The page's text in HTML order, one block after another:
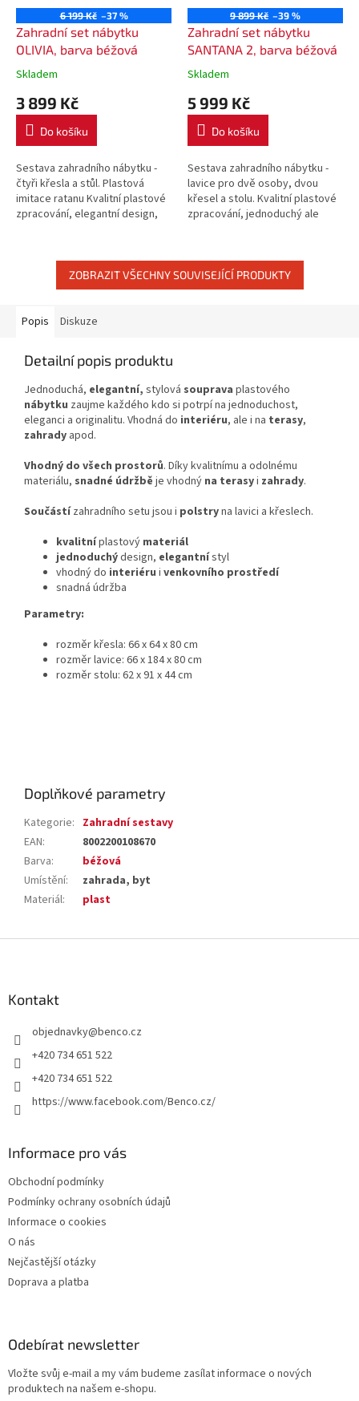
6 199 Kč –37 %
Zahradní set nábytku
OLIVIA, barva béžová
Skladem
3 899 Kč
Do košíku
Sestava zahradního nábytku -
čtyři křesla a stůl. Plastová
imitace ratanu Kvalitní plastové
zpracování, elegantní design,
9 899 Kč –39 %
Zahradní set nábytku
SANTANA 2, barva béžová
Skladem
5 999 Kč
Do košíku
Sestava zahradního nábytku -
lavice pro dvě osoby, dvou
křesel a stolu. Kvalitní plastové
zpracování, jednoduchý ale
ZOBRAZIT VŠECHNY SOUVISEJÍCÍ PRODUKTY
Popis Diskuze
Detailní popis produktu
Jednoduchá, elegantní, stylová souprava plastového
nábytku zaujme každého kdo si potrpí na jednoduchost,
eleganci a originalitu. Vhodná do interiéru, ale i na terasy,
zahrady apod.
Vhodný do všech prostorů. Díky kvalitnímu a odolnému
materiálu, snadné údržbě je vhodný na terasyi zahrady.
Součástízahradního setu jsou i polstryna lavici a křeslech.
kvalitníplastový materiál
jednoduchýdesign, elegantnístyl
vhodný do interiéru i venkovního prostředí
snadná údržba
Parametry:
rozměr křesla: 66 x 64 x 80 cm
rozměr lavice: 66 x 184 x 80 cm
rozměr stolu: 62 x 91 x 44 cm
Doplňkové parametry
Kategorie: Zahradní sestavy
EAN:
8002200108670
Barva:
béžová
Umístění:
zahrada, byt
Materiál: plast
Kontakt
objednavky@benco.cz
+420 734 651 522
+420 734 651 522
https://www.facebook.com/Benco.cz/
Informace pro vás
Obchodní podmínky
Podmínky ochrany osobních údajů
Informace o cookies
O nás
Nejčastější otázky
Doprava a platba
Odebírat newsletter
Vložte svůj e-mail a my vám budeme zasílat informace o nových
produktech na našem e-shopu.